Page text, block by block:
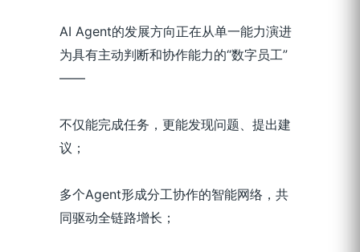
AI Agent的发展方向正在从单一能力演进
为具有主动判断和协作能力的“数字员工”
——
不仅能完成任务，更能发现问题、提出建
议；
多个Agent形成分工协作的智能网络，共
同驱动全链路增长；